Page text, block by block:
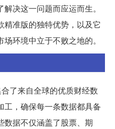
决这一问题而应运而生。
准版的独特优势，以及它
环境中立于不败之地的。
了来自全球的优质财经数
工，确保每一条数据都具备
数据不仅涵盖了股票、期